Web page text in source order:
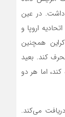
در عین
اروپا و
همچنین‌
کند. بعید
اما هر دو
می‌کند.